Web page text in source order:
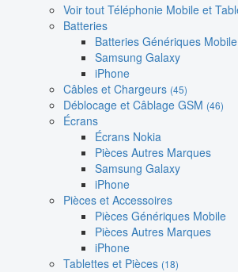
Voir tout Téléphonie Mobile et
Batteries
Batteries Génériques Mobile
Samsung Galaxy
iPhone
Câbles et Chargeurs (45)
Déblocage et Câblage GSM (46)
Écrans
Écrans Nokia
Pièces Autres Marques
Samsung Galaxy
iPhone
Pièces et Accessoires
Pièces Génériques Mobile
Pièces Autres Marques
iPhone
Tablettes et Pièces (18)